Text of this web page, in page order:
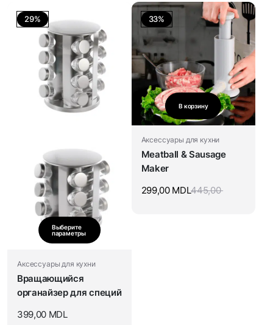
29%
Выберите
параметры
Аксессуары для кухни
Вращающийся
органайзер для специй
399,00 MDL
33%
В корзину
Аксессуары для кухни
Meatball & Sausage
Maker
445,00
299,00 MDL